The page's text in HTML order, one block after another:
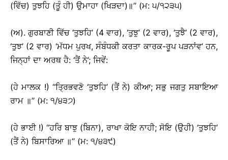
(ਵਿੱਚ) ਤੁਝਹਿ (ਤੂੰ ਹੀ) ਉਮਾਹਾ (ਖਿੜਦਾ)॥’’ (ਮ: ੫/੧੨੩੫)
(ਅ). ਗੁਰਬਾਣੀ ਵਿੱਚ ‘ਤੁਝਹਿ’ (4 ਵਾਰ), ‘ਤੁਝੁ’ (2 ਵਾਰ), ‘ਤੁਝੈ’ (2 ਵਾਰ),
‘ਤੁਝ’ (2 ਵਾਰ) ‘ਮੱਧਮ ਪੁਰਖ, ਸੰਬੰਧਕੀ ਕਰਤਾ ਕਾਰਕ-ਰੂਪ ਪੜਨਾਂਵ’ ਹਨ,
ਜਿਨ੍ਹਾਂ ਦਾ ਅਰਥ ਹੈ: ‘ਤੈਂ ਨੇ’; ਜਿਵੇਂ:
(ਹੇ ਮਾਲਕ !) ‘‘ਤ੍ਰਿਭਵਣੋ ‘ਤੁਝਹਿ’ (ਤੈਂ ਨੇ) ਕੀਆ; ਸਭੁ ਜਗਤੁ ਸਬਾਇਆ
ਰਾਮ ॥’’ (ਮ: ੧/੪੩੭)
(ਹੇ ਭਾਈ !) ‘‘ਹਰਿ ਬਾਝੁ (ਬਿਨਾ), ਰਾਖਾ ਕੋਇ ਨਾਹੀ; ਸੋਇ (ਉਹੀ) ‘ਤੁਝਹਿ’
(ਤੈਂ ਨੇ) ਬਿਸਾਰਿਆ ॥’’ (ਮ: ੧/੪੩੯)